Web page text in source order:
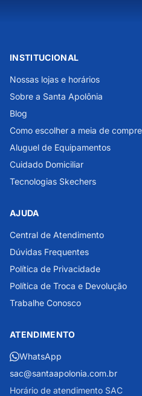
INSTITUCIONAL
Nossas lojas e horários
Sobre a Santa Apolônia
Blog
Como escolher a meia de
Aluguel de Equipamentos
Cuidado Domiciliar
Tecnologias Skechers
AJUDA
Central de Atendimento
Dúvidas Frequentes
Política de Privacidade
Política de Troca e Devolução
Trabalhe Conosco
ATENDIMENTO
WhatsApp
sac@santaapolonia.com.br
Horário de atendimento SAC